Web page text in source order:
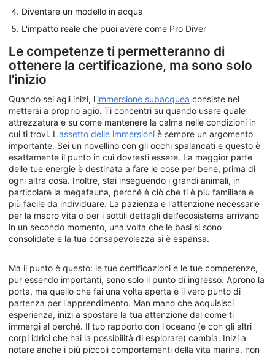
Diventare un modello in acqua
L'impatto reale che puoi avere come Pro Diver
Le competenze ti permetteranno di
ottenere la certificazione, ma sono solo
l'inizio
Quando sei agli inizi, l'immersione subacquea consiste nel
mettersi a proprio agio. Ti concentri su quando usare quale
attrezzatura e su come mantenere la calma nelle condizioni in
cui ti trovi. L'assetto delle immersioni è sempre un argomento
importante. Sei un novellino con gli occhi spalancati e questo è
esattamente il punto in cui dovresti essere. La maggior parte
delle tue energie è destinata a fare le cose per bene, prima di
ogni altra cosa. Inoltre, stai inseguendo i grandi animali, in
particolare la megafauna, perché è ciò che ti è più familiare e
più facile da individuare. La pazienza e l'attenzione necessarie
per la macro vita o per i sottili dettagli dell'ecosistema arrivano
in un secondo momento, una volta che le basi si sono
consolidate e la tua consapevolezza si è espansa.
Ma il punto è questo: le tue certificazioni e le tue competenze,
pur essendo importanti, sono solo il punto di ingresso. Aprono la
porta, ma quello che fai una volta aperta è il vero punto di
partenza per l'apprendimento. Man mano che acquisisci
esperienza, inizi a spostare la tua attenzione dal come ti
immergi al perché. Il tuo rapporto con l'oceano (e con gli altri
corpi idrici che hai la possibilità di esplorare) cambia. Inizi a
notare anche i più piccoli comportamenti della vita marina, non